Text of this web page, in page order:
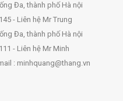
Đa, thành phố Hà nội
- Liên hệ Mr Trung
Đa, thành phố Hà nội
- Liên hệ Mr Minh
: minhquang@thang.vn